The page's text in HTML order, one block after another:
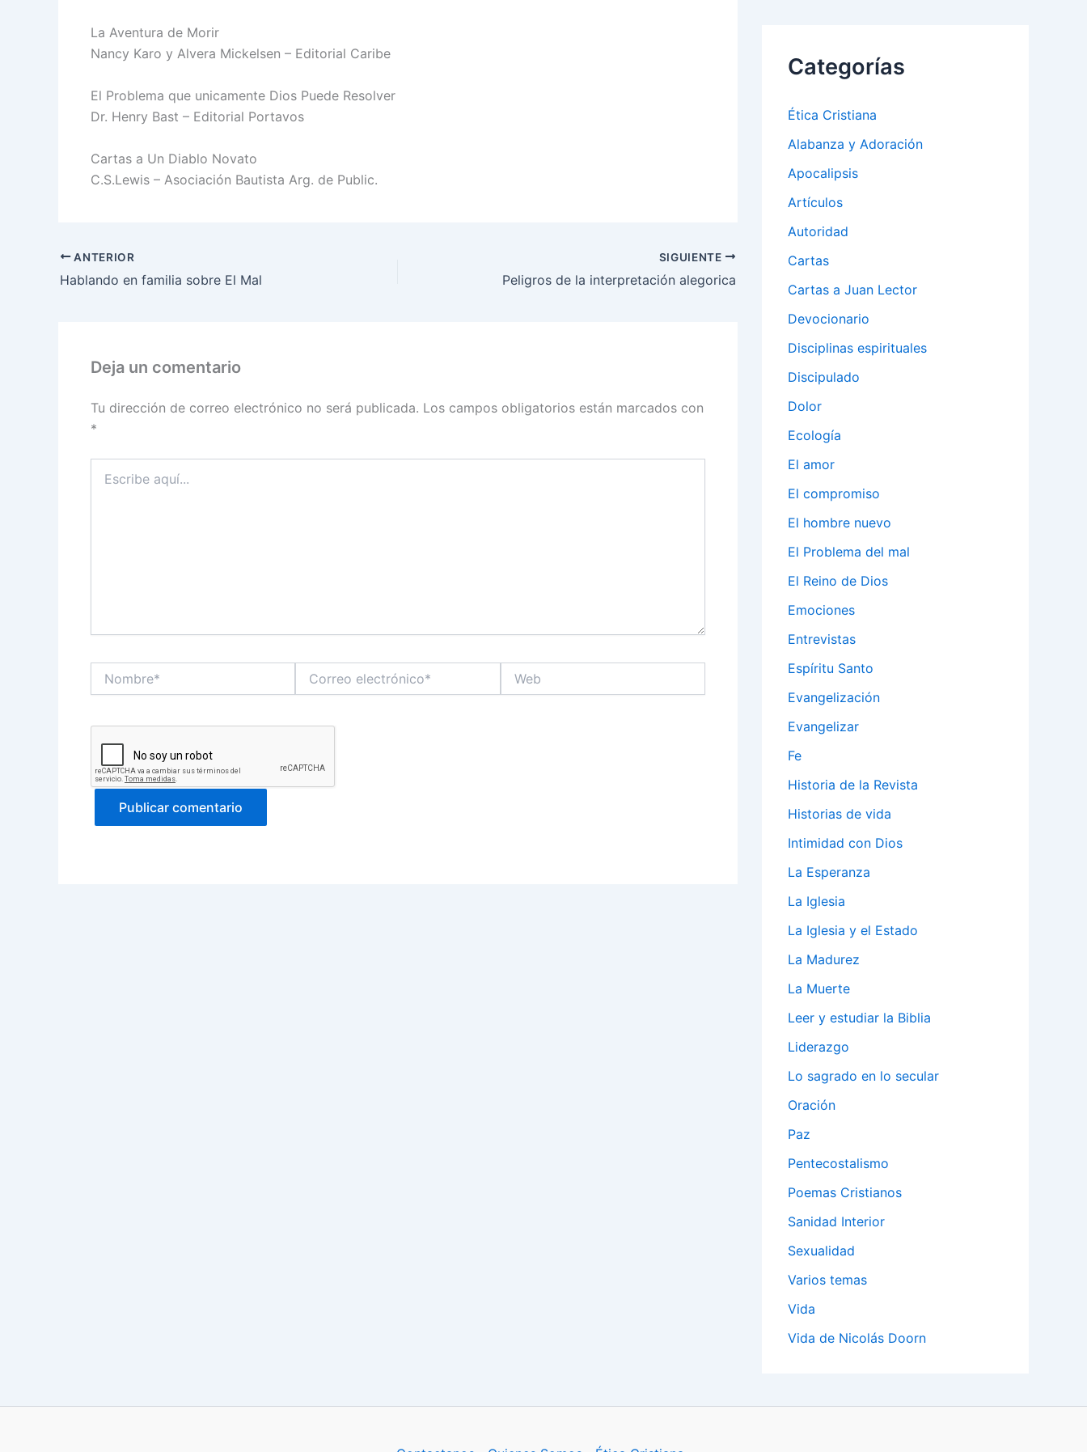
La Aventura de Morir
Nancy Karo y Alvera Mickelsen – Editorial Caribe
El Problema que unicamente Dios Puede Resolver
Dr. Henry Bast – Editorial Portavos
Cartas a Un Diablo Novato
C.S.Lewis – Asociación Bautista Arg. de Public.
ANTERIOR
Hablando en familia sobre El Mal
SIGUIENTE
Peligros de la interpretación alegorica
Deja un comentario
Tu dirección de correo electrónico no será publicada. Los campos obligatorios están marcados con
*
aquí...
electrónico*
Categorías
Ética Cristiana
Alabanza y Adoración
Apocalipsis
Artículos
Autoridad
Cartas
Cartas a Juan Lector
Devocionario
Disciplinas espirituales
Discipulado
Dolor
Ecología
El amor
El compromiso
El hombre nuevo
El Problema del mal
El Reino de Dios
Emociones
Entrevistas
Espíritu Santo
Evangelización
Evangelizar
Fe
Historia de la Revista
Historias de vida
Intimidad con Dios
La Esperanza
La Iglesia
La Iglesia y el Estado
La Madurez
La Muerte
Leer y estudiar la Biblia
Liderazgo
Lo sagrado en lo secular
Oración
Paz
Pentecostalismo
Poemas Cristianos
Sanidad Interior
Sexualidad
Varios temas
Vida
Vida de Nicolás Doorn